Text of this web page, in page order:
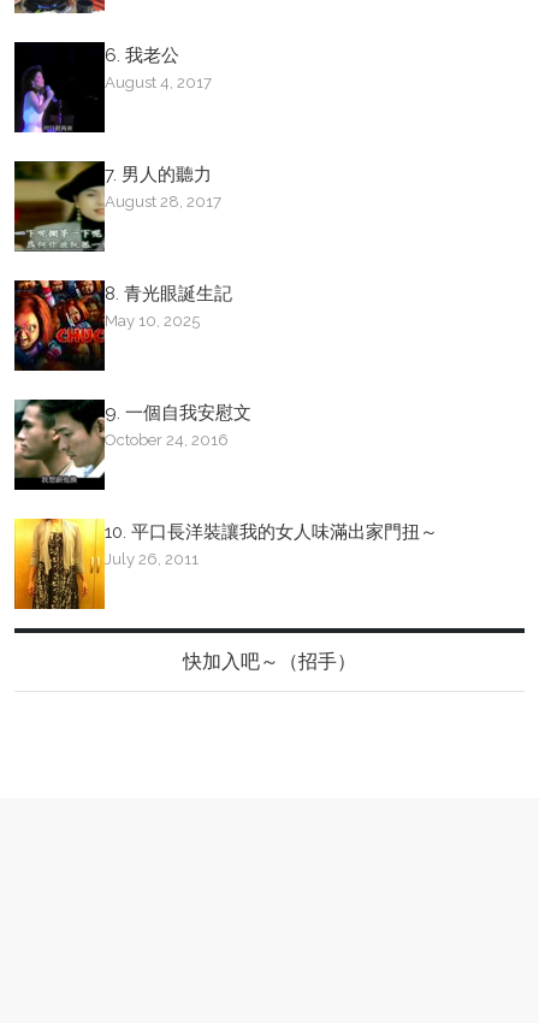
6. 我老公
August 4, 2017
7. 男人的聽力
August 28, 2017
8. 青光眼誕生記
May 10, 2025
9. 一個自我安慰文
October 24, 2016
10. 平口長洋裝讓我的女人味滿出家門扭～
July 26, 2011
快加入吧～（招手）